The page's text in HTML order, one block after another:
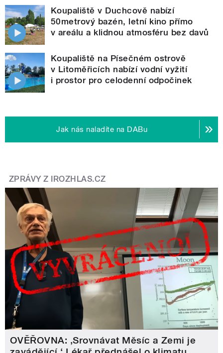
Koupaliště v Duchcově nabízí
50metrový bazén, letní kino přímo
v areálu a klidnou atmosféru bez davů
Koupaliště na Písečném ostrově
v Litoměřicích nabízí vodní vyžití
i prostor pro celodenní odpočinek
Jak nás naladíte na DABu
ZPRÁVY Z IROZHLAS.CZ
OVĚŘOVNA: ‚Srovnávat Měsíc a Zemi je